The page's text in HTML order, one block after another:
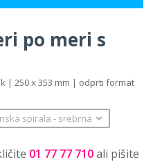
po meri s
| 250 x 353 mm | odprti format
spirala ‐ srebrna
01 77 77 710ali pišite